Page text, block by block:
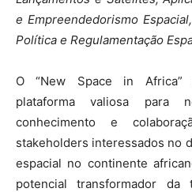
e Empreendedorismo
Política e Regulamentação
O “New Space in Africa”
plataforma valiosa para
conhecimento e
stakeholders interessados no
espacial no continente
potencial transformador da